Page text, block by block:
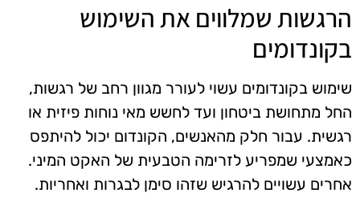
הרגשות שמלווים את השימוש
בקונדומים
שימוש בקונדומים עשוי לעורר מגוון רחב של רגשות,
החל מתחושת ביטחון ועד לחשש מאי נוחות פיזית או
רגשית. עבור חלק מהאנשים, הקונדום יכול להיתפס
כאמצעי שמפריע לזרימה הטבעית של האקט המיני.
אחרים עשויים להרגיש שזהו סימן לבגרות ואחריות.